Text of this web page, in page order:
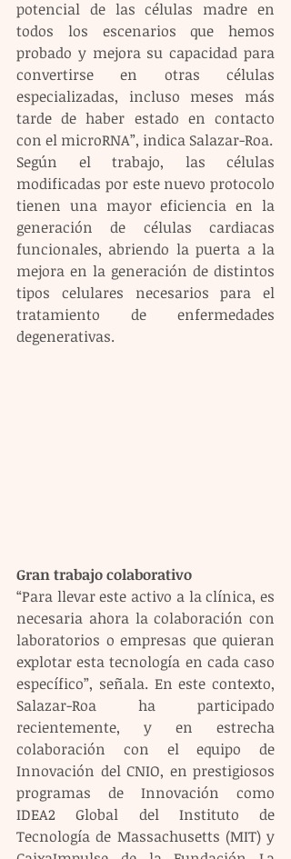
potencial de las células madre en
todos los escenarios que hemos
probado y mejora su capacidad para
convertirse en otras células
especializadas, incluso meses más
tarde de haber estado en contacto
con el microRNA”, indica Salazar-Roa.
Según el trabajo, las células
modificadas por este nuevo protocolo
tienen una mayor eficiencia en la
generación de células cardiacas
funcionales, abriendo la puerta a la
mejora en la generación de distintos
tipos celulares necesarios para el
tratamiento de enfermedades
degenerativas.
Gran trabajo colaborativo
“Para llevar este activo a la clínica, es
necesaria ahora la colaboración con
laboratorios o empresas que quieran
explotar esta tecnología en cada caso
específico”, señala. En este contexto,
Salazar-Roa ha participado
recientemente, y en estrecha
colaboración con el equipo de
Innovación del CNIO, en prestigiosos
programas de Innovación como
IDEA2 Global del Instituto de
Tecnología de Massachusetts (MIT) y